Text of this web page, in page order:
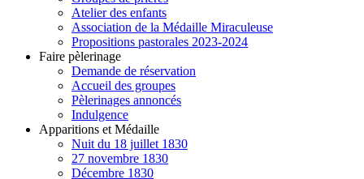
Atelier des enfants
Association de la Médaille Miraculeuse
Propositions pastorales 2023-2024
Faire pèlerinage
Demande de réservation
Accueil des groupes
Pèlerinages annoncés
Indulgence
Apparitions et Médaille
Nuit du 18 juillet 1830
27 novembre 1830
Décembre 1830